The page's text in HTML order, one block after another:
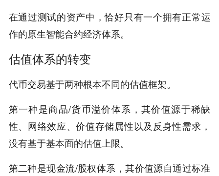
在通过测试的资产中，恰好只有一个拥有正常运
作的原生智能合约经济体系。
估值体系的转变
代币交易基于两种根本不同的估值框架。
第一种是商品/货币溢价体系，其价值源于稀缺
性、网络效应、价值存储属性以及反身性需求，
没有基于基本面的估值上限。
第二种是现金流/股权体系，其价值源自通过标准